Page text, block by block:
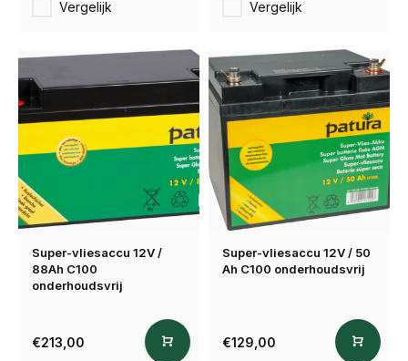
Vergelijk Vergelijk
Super-vliesaccu 12V /
88Ah C100
onderhoudsvrij
€213,00
Super-vliesaccu 12V / 50
Ah C100 onderhoudsvrij
€129,00